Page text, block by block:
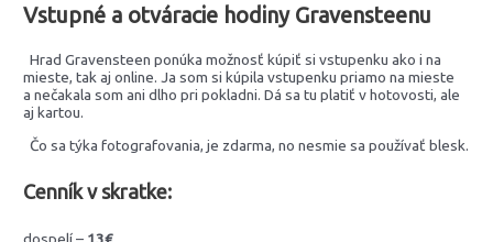
Vstupné a otváracie hodiny Gravensteenu
Hrad Gravensteen ponúka možnosť kúpiť si vstupenku ako i na
mieste, tak aj online. Ja som si kúpila vstupenku priamo na mieste
a nečakala som ani dlho pri pokladni. Dá sa tu platiť v hotovosti, ale
aj kartou.
Čo sa týka fotografovania, je zdarma, no nesmie sa používať blesk.
Cenník v skratke: